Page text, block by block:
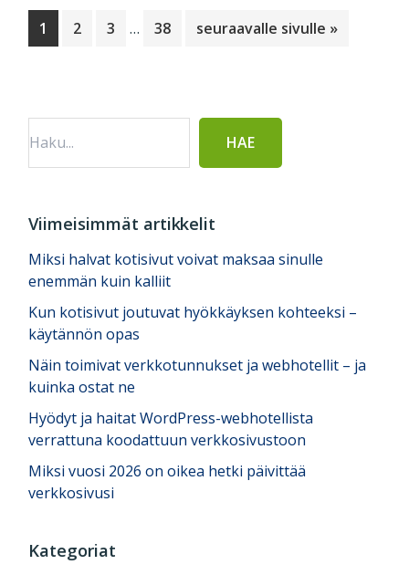
Sivu
1 Sivu
2 Sivu
3
Välisivut
… Sivu
38 Siirry
seuraavalle sivulle »
Viimeisimmät artikkelit
Miksi halvat kotisivut voivat maksaa sinulle
enemmän kuin kalliit
Kun kotisivut joutuvat hyökkäyksen kohteeksi –
käytännön opas
Näin toimivat verkkotunnukset ja webhotellit – ja
kuinka ostat ne
Hyödyt ja haitat WordPress-webhotellista
verrattuna koodattuun verkkosivustoon
Miksi vuosi 2026 on oikea hetki päivittää
verkkosivusi
Kategoriat